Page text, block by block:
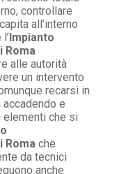
controllare
all’interno
Impianto
Roma
alle autorità
un intervento
recarsi in
e
elementi che si
Roma che
da tecnici
anche